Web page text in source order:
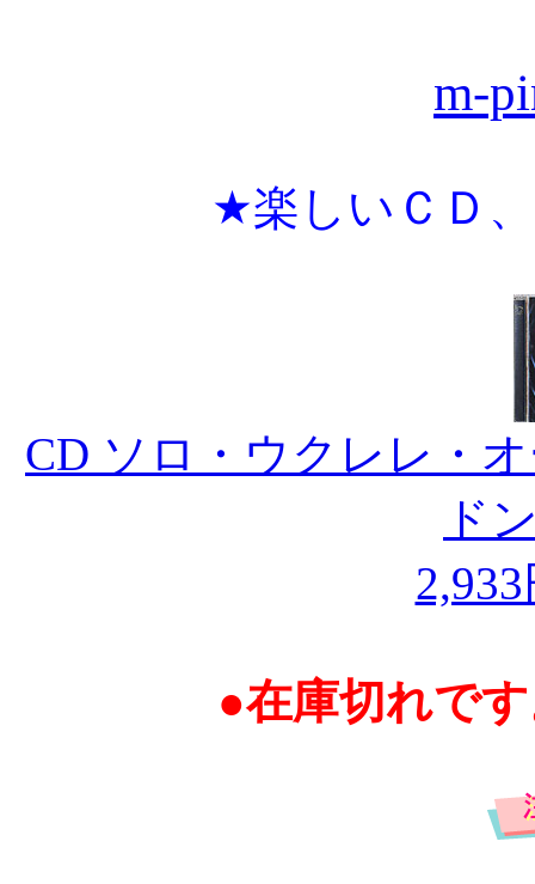
m-
★楽しいＣＤ
CD ソロ・ウクレレ・
ド
●在庫切れで